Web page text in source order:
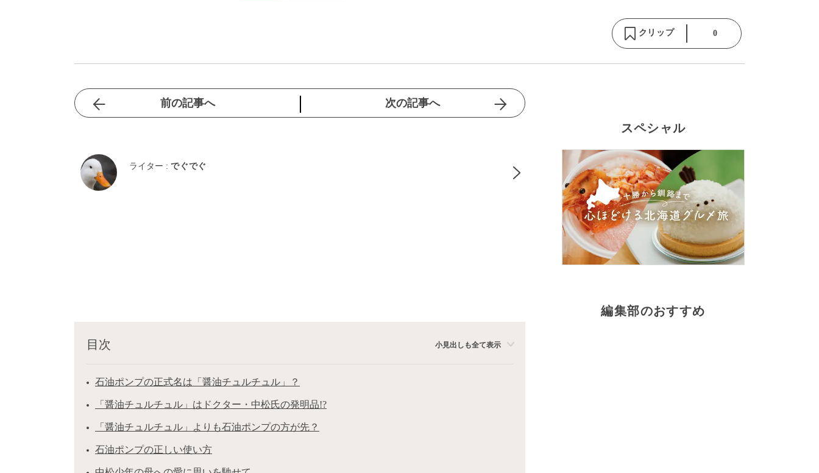
クリップ 0
前の記事へ 次の記事へ
ライター : でぐでぐ
目次 小見出しも全て表示
石油ポンプの正式名は「醤油チュルチュル」？
「醤油チュルチュル」はドクター・中松氏の発明品!?
「醤油チュルチュル」よりも石油ポンプの方が先？
石油ポンプの正しい使い方
スペシャル
編集部のおすすめ